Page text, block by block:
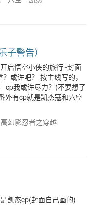
子警告）
启悟空小侠的旅行~封面
或许吧？ 按主线写的，
cp我或许尽力？(不要想了
外有cp就是凯杰寇和六空
幻影忍者之穿越
凯杰cp(封面自己画的)